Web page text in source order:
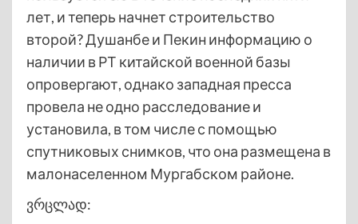
лет, и теперь начнет строительство
второй? Душанбе и Пекин информацию о
наличии в РТ китайской военной базы
опровергают, однако западная пресса
провела не одно расследование и
установила, в том числе с помощью
спутниковых снимков, что она размещена в
малонаселенном Мургабском районе.
ვრცლად: